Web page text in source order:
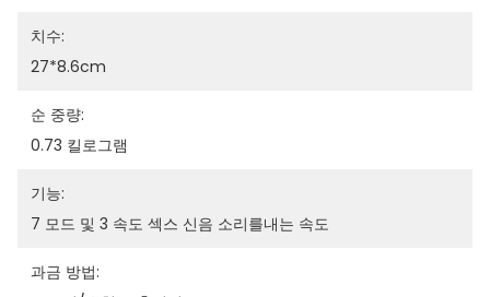
치수:
27*8.6cm
순 중량:
0.73 킬로그램
기능:
7 모드 및 3 속도 섹스 신음 소리를내는 속도
과금 방법: